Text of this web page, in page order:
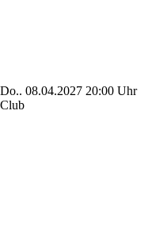
Do.. 08.04.2027 20:00 Uhr
Club